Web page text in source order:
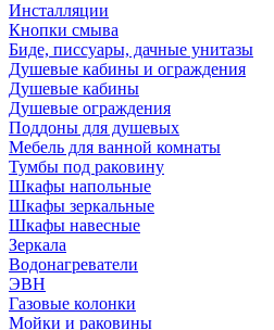
Инсталляции
Кнопки смыва
Биде, писсуары, дачные унитазы
Душевые кабины и ограждения
Душевые кабины
Душевые ограждения
Поддоны для душевых
Мебель для ванной комнаты
Тумбы под раковину
Шкафы напольные
Шкафы зеркальные
Шкафы навесные
Зеркала
Водонагреватели
ЭВН
Газовые колонки
Мойки и раковины